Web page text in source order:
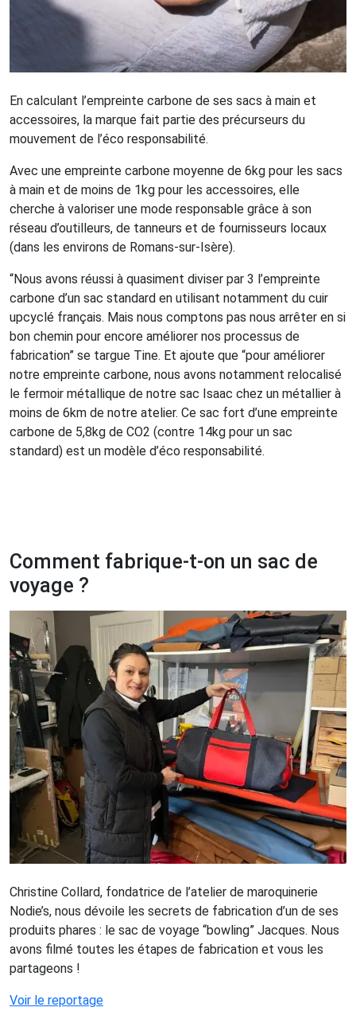
En calculant l’empreinte carbone de ses sacs à main et
accessoires, la marque fait partie des précurseurs du
mouvement de l’éco responsabilité.
Avec une empreinte carbone moyenne de 6kg pour les sacs
à main et de moins de 1kg pour les accessoires, elle
cherche à valoriser une mode responsable grâce à son
réseau d’outilleurs, de tanneurs et de fournisseurs locaux
(dans les environs de Romans-sur-Isère).
“Nous avons réussi à quasiment diviser par 3 l’empreinte
carbone d’un sac standard en utilisant notamment du cuir
upcyclé français. Mais nous comptons pas nous arrêter en si
bon chemin pour encore améliorer nos processus de
fabrication” se targue Tine. Et ajoute que “pour améliorer
notre empreinte carbone, nous avons notamment relocalisé
le fermoir métallique de notre sac Isaac chez un métallier à
moins de 6km de notre atelier. Ce sac fort d’une empreinte
carbone de 5,8kg de CO2 (contre 14kg pour un sac
standard) est un modèle d’éco responsabilité.
Comment fabrique-t-on un sac de
voyage ?
Christine Collard, fondatrice de l’atelier de maroquinerie
Nodie’s, nous dévoile les secrets de fabrication d’un de ses
produits phares : le sac de voyage “bowling” Jacques. Nous
avons filmé toutes les étapes de fabrication et vous les
partageons !
Voir le reportage